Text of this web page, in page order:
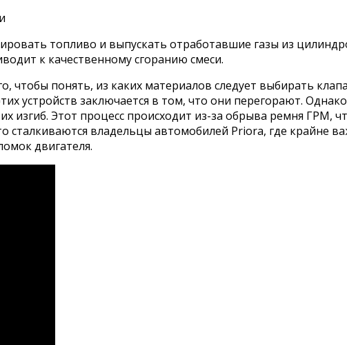
топливо и выпускать отработавшие газы из
к качественному сгоранию смеси.
понять, из каких материалов следует выбирать
устройств заключается в том, что они перегорают.
изгиб. Этот процесс происходит из-за обрыва ремня ГРМ,
владельцы автомобилей Priora, где крайне
двигателя.